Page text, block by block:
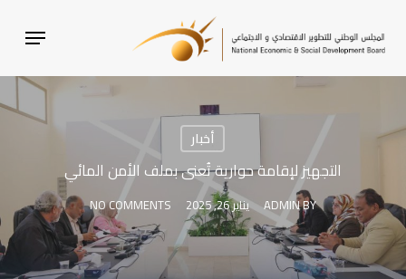
MAIN
MENU
أخبار
التجهيز لإقامة حوارية تُعنى بملف الأمن المائي
BY
ADMIN يناير 26, 2025 NO COMMENTS